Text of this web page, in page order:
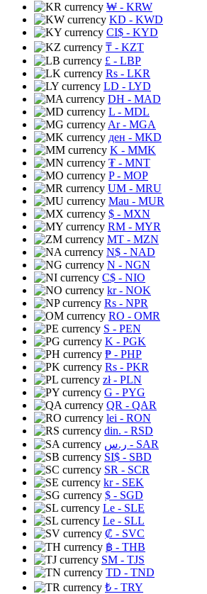
₩ - KRW
KD - KWD
CI$ - KYD
₸ - KZT
£ - LBP
Rs - LKR
LD - LYD
DH - MAD
L - MDL
Ar- MGA
ден - MKD
K - MMK
₮ - MNT
P- MOP
UM - MRU
Mau - MUR
$ - MXN
RM - MYR
MT - MZN
N$ - NAD
N - NGN
C$ - NIO
kr- NOK
Rs - NPR
RO - OMR
S - PEN
K - PGK
₱ - PHP
Rs - PKR
zł- PLN
G - PYG
QR - QAR
lei - RON
din. - RSD
ر.س - SAR
SI$ - SBD
SR - SCR
kr- SEK
$ - SGD
Le - SLE
Le - SLL
₡ - SVC
฿ - THB
ЅМ - TJS
TD - TND
₺ - TRY